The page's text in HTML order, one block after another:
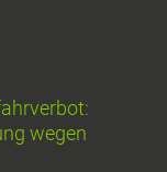
wegen